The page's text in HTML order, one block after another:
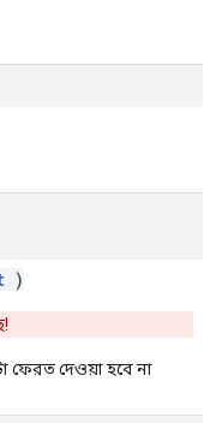
)
ফেরত দেওয়া হবে না